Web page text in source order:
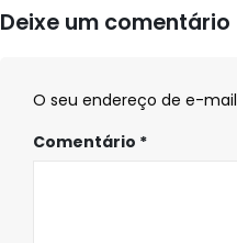
Deixe um comentário
O seu endereço de e-
Comentário *